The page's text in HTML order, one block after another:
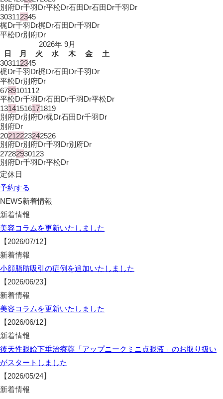
別府Dr千羽Dr平松Dr石田Dr石田Dr千羽Dr
303112345
梶Dr千羽Dr梶Dr石田Dr千羽Dr
平松Dr別府Dr
2026年 9月
日
月 火 水 木 金
土
303112345
梶Dr千羽Dr梶Dr石田Dr千羽Dr
平松Dr別府Dr
6789101112
平松Dr千羽Dr石田Dr千羽Dr平松Dr
13141516171819
別府Dr別府Dr梶Dr石田Dr千羽Dr
別府Dr
20212223242526
別府Dr別府Dr千羽Dr別府Dr
27282930123
別府Dr千羽Dr平松Dr
定休日
予約する
NEWS新着情報
新着情報
美容コラムを更新いたしました
【2026/07/12】
新着情報
小顔脂肪吸引の症例を追加いたしました
【2026/06/23】
新着情報
美容コラムを更新いたしました
【2026/06/12】
新着情報
後天性眼瞼下垂治療薬「アップニークミニ点眼液」のお取り扱い
がスタートしました
【2026/05/24】
新着情報